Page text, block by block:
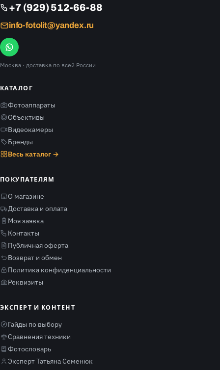
+7 (929) 512-66-88
info-fotolit@yandex.ru
Москва · доставка по всей России
КАТАЛОГ
Фотоаппараты
Объективы
Видеокамеры
Бренды
Весь каталог →
ПОКУПАТЕЛЯМ
О магазине
Доставка и оплата
Моя заявка
Контакты
Публичная оферта
Возврат и обмен
Политика конфиденциальности
Реквизиты
ЭКСПЕРТ И КОНТЕНТ
Гайды по выбору
Сравнения техники
Фотословарь
Эксперт Татьяна Семенюк